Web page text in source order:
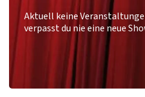
Aktuell keine
verpasst du nie eine neue